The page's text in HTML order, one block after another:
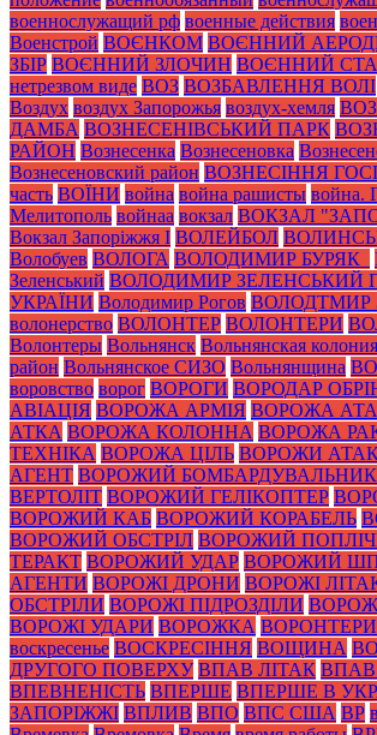
военнослужащий рф военные действия
Военстрой ВОЄНКОМ ВОЄННИЙ
ЗБІР ВОЄННИЙ ЗЛОЧИН ВОЄННИЙ
нетрезвом виде ВОЗ ВОЗБАВЛЕННЯ ВОЛІ
Воздух воздух Запорожья воздух-хемля
ДАМБА ВОЗНЕСЕНІВСЬКИЙ ПАРК
РАЙОН Вознесенка Вознесеновка
Вознесеновский район ВОЗНЕСІННЯ
часть ВОЇНИ война война рашисты война.
Мелитополь войнаа вокзал ВОКЗАЛ
Вокзал Запоріжжя І ВОЛЕЙБОЛ
Волобуев ВОЛОГА ВОЛОДИМИР БУРЯК_
Зеленський ВОЛОДИМИР ЗЕЛЕНСЬКИЙ
УКРАЇНИ Володимир Рогов ВОЛОДТМИР
волонерство ВОЛОНТЕР ВОЛОНТЕРИ
Волонтеры Вольнянск Вольнянская колония
район Вольнянское СИЗО Вольнянщина
воровство ворог ВОРОГИ ВОРОДАР
АВІАЦІЯ ВОРОЖА АРМІЯ ВОРОЖА
АТКА ВОРОЖА КОЛОННА ВОРОЖА
ТЕХНІКА ВОРОЖА ЦІЛЬ ВОРОЖИ
АГЕНТ ВОРОЖИЙ БОМБАРДУВАЛЬНИК
ВЕРТОЛІТ ВОРОЖИЙ ГЕЛІКОПТЕР
ВОРОЖИЙ КАБ ВОРОЖИЙ КОРАБЕЛЬ
ВОРОЖИЙ ОБСТРІЛ ВОРОЖИЙ
ТЕРАКТ ВОРОЖИЙ УДАР ВОРОЖИЙ
АГЕНТИ ВОРОЖІ ДРОНИ ВОРОЖІ
ОБСТРІЛИ ВОРОЖІ ПІДРОЗДІЛИ
ВОРОЖІ УДАРИ ВОРОЖКА ВОРОНТЕРИ
воскресенье ВОСКРЕСІННЯ ВОЩИНА
ДРУГОГО ПОВЕРХУ ВПАВ ЛІТАК
ВПЕВНЕНІСТЬ ВПЕРШЕ ВПЕРШЕ В
ЗАПОРІЖЖІ ВПЛИВ ВПО ВПС США ВР